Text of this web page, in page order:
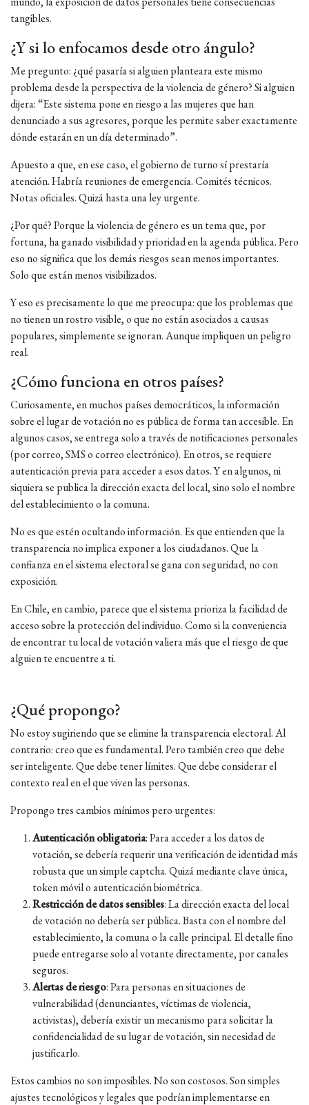
tangibles.
¿Y si lo enfocamos desde otro ángulo?
Me pregunto: ¿qué pasaría si alguien planteara este mismo
problema desde la perspectiva de la violencia de género? Si alguien
dijera: “Este sistema pone en riesgo a las mujeres que han
denunciado a sus agresores, porque les permite saber exactamente
dónde estarán en un día determinado”.
Apuesto a que, en ese caso, el gobierno de turno sí prestaría
atención. Habría reuniones de emergencia. Comités técnicos.
Notas oficiales. Quizá hasta una ley urgente.
¿Por qué? Porque la violencia de género es un tema que, por
fortuna, ha ganado visibilidad y prioridad en la agenda pública. Pero
eso no significa que los demás riesgos sean menos importantes.
Solo que están menos visibilizados.
Y eso es precisamente lo que me preocupa: que los problemas que
no tienen un rostro visible, o que no están asociados a causas
populares, simplemente se ignoran. Aunque impliquen un peligro
real.
¿Cómo funciona en otros países?
Curiosamente, en muchos países democráticos, la información
sobre el lugar de votación no es pública de forma tan accesible. En
algunos casos, se entrega solo a través de notificaciones personales
(por correo, SMS o correo electrónico). En otros, se requiere
autenticación previa para acceder a esos datos. Y en algunos, ni
siquiera se publica la dirección exacta del local, sino solo el nombre
del establecimiento o la comuna.
No es que estén ocultando información. Es que entienden que la
transparencia no implica exponer a los ciudadanos. Que la
confianza en el sistema electoral se gana con seguridad, no con
exposición.
En Chile, en cambio, parece que el sistema prioriza la facilidad de
acceso sobre la protección del individuo. Como si la conveniencia
de encontrar tu local de votación valiera más que el riesgo de que
alguien te encuentre a ti.
¿Qué propongo?
No estoy sugiriendo que se elimine la transparencia electoral. Al
contrario: creo que es fundamental. Pero también creo que debe
ser inteligente. Que debe tener límites. Que debe considerar el
contexto real en el que viven las personas.
Propongo tres cambios mínimos pero urgentes:
Autenticación obligatoria: Para acceder a los datos de
votación, se debería requerir una verificación de identidad más
robusta que un simple captcha. Quizá mediante clave única,
token móvil o autenticación biométrica.
Restricción de datos sensibles: La dirección exacta del local
de votación no debería ser pública. Basta con el nombre del
establecimiento, la comuna o la calle principal. El detalle fino
puede entregarse solo al votante directamente, por canales
seguros.
Alertas de riesgo: Para personas en situaciones de
vulnerabilidad (denunciantes, víctimas de violencia,
activistas), debería existir un mecanismo para solicitar la
confidencialidad de su lugar de votación, sin necesidad de
justificarlo.
Estos cambios no son imposibles. No son costosos. Son simples
ajustes tecnológicos y legales que podrían implementarse en